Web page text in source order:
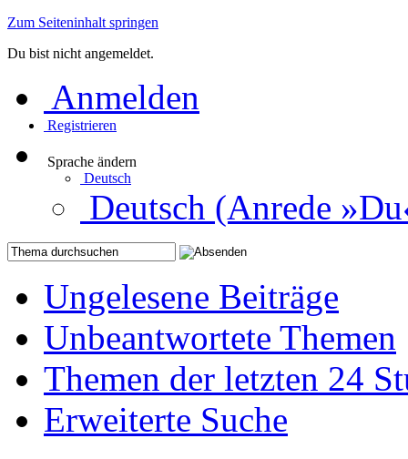
Zum Seiteninhalt springen
Du bist nicht angemeldet.
Anmelden
Registrieren
Sprache ändern
Deutsch
Deutsch (Anrede
Ungelesene Beiträge
Unbeantwortete Themen
Themen der letzten 24
Erweiterte Suche